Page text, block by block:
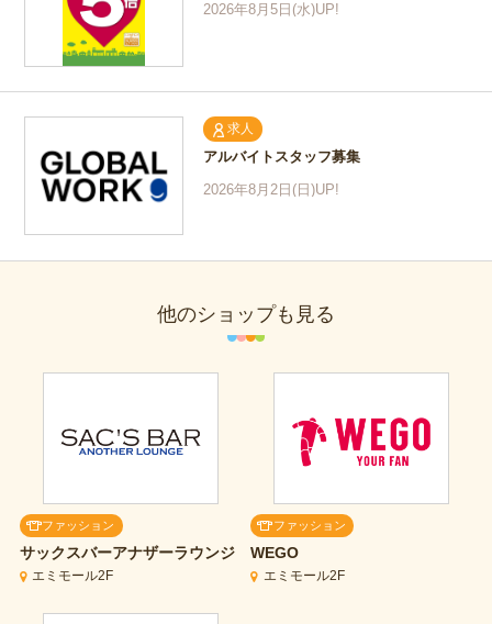
2026年8月5日(水)UP!
求人
アルバイトスタッフ募集
2026年8月2日(日)UP!
他のショップも見る
ファッション
サックスバーアナザーラウンジ
エミモール2F
ファッション
WEGO
エミモール2F